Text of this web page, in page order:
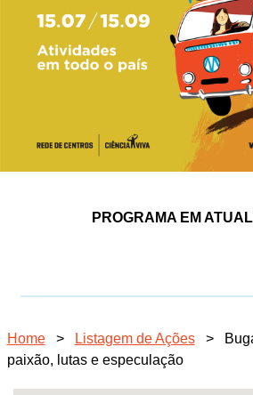
PROGRAMA EM
Home > Listagem de Ações >
paixão, lutas e especulação